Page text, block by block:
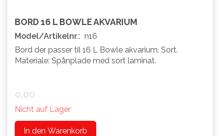
BORD 16 L BOWLE AKVARIUM
Model/Artikelnr.: n16
Bord der passer til 16 L Bowle akvarium. Sort.
Materiale: Spånplade med sort laminat.
0,00
Nicht auf Lager
In den Warenkorb